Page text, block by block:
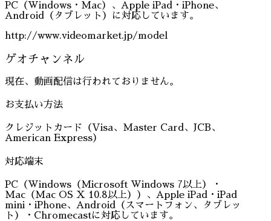
PC（Windows・Mac）、Apple iPad・iPhone、
Android（タブレット）に対応しています。
http://www.videomarket.jp/model
ゲオチャンネル
現在、動画配信は行われておりません。
お支払い方法
クレジットカード（Visa、Master Card、JCB、
American Express）
対応端末
PC（Windows（Microsoft Windows 7以上）・
Mac（Mac OS X 10.8以上））、Apple iPad・iPad
mini・iPhone、Android（スマートフォン、タブレッ
ト）・Chromecastに対応しています。